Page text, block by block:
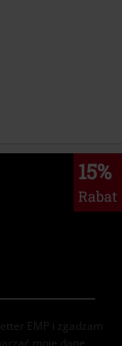
15%
Rabat
EMP i zgadzam
moje dane